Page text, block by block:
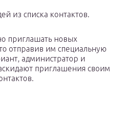
из списка контактов.
приглашать новых
отправив им специальную
администратор и
приглашения своим